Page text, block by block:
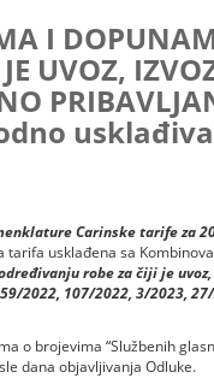
I
UVOZ,
Carinske tarife za
tarifa usklađena sa
robe za čiji je
2022, 107/2022, 3/2023,
o brojevima “Službenih
dana objavljivanja Odluke.